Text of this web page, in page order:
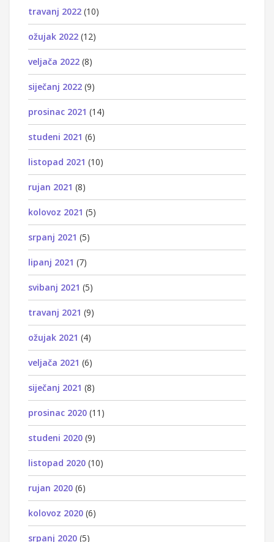
travanj 2022 (10)
ožujak 2022 (12)
veljača 2022 (8)
siječanj 2022 (9)
prosinac 2021 (14)
studeni 2021 (6)
listopad 2021 (10)
rujan 2021 (8)
kolovoz 2021 (5)
srpanj 2021 (5)
lipanj 2021 (7)
svibanj 2021 (5)
travanj 2021 (9)
ožujak 2021 (4)
veljača 2021 (6)
siječanj 2021 (8)
prosinac 2020 (11)
studeni 2020 (9)
listopad 2020 (10)
rujan 2020 (6)
kolovoz 2020 (6)
srpanj 2020 (5)